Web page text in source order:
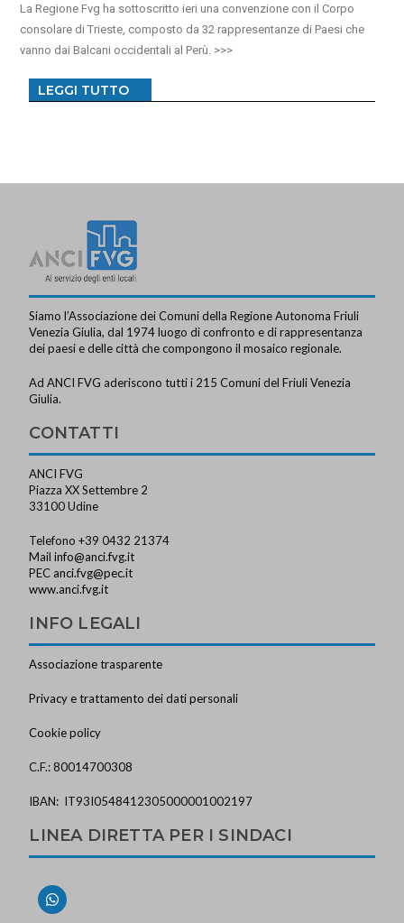
La Regione Fvg ha sottoscritto ieri una convenzione con il Corpo
consolare di Trieste, composto da 32 rappresentanze di Paesi che
vanno dai Balcani occidentali al Perù.
LEGGI TUTTO
Siamo l’Associazione dei Comuni della Regione Autonoma Friuli
Venezia Giulia, dal 1974 luogo di confronto e di rappresentanza
dei paesi e delle città che compongono il mosaico regionale.
Ad ANCI FVG aderiscono tutti i 215 Comuni del Friuli Venezia
Giulia.
CONTATTI
ANCI FVG
Piazza XX Settembre 2
33100 Udine
Telefono +39 0432 21374
Mailinfo@anci.fvg.it
PEC anci.fvg@pec.it
www.anci.fvg.it
INFO LEGALI
Associazione trasparente
Privacy e trattamento dei dati personali
Cookie policy
C.F.: 80014700308
IBAN: IT93I0548412305000001002197
LINEA DIRETTA PER I SINDACI